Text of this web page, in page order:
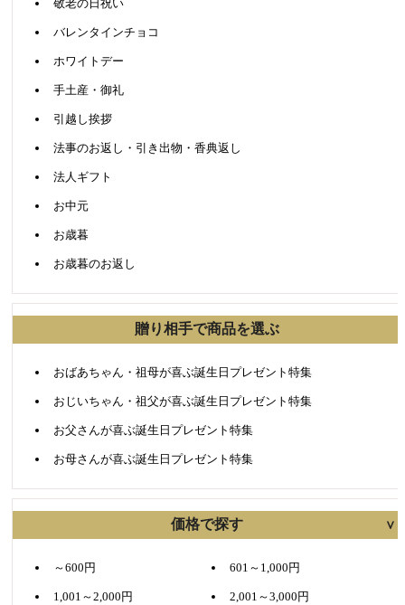
敬老の日祝い
バレンタインチョコ
ホワイトデー
手土産・御礼
引越し挨拶
法事のお返し・引き出物・香典返し
法人ギフト
お中元
お歳暮
お歳暮のお返し
贈り相手で商品を選ぶ
おばあちゃん・祖母が喜ぶ誕生日プレゼント特集
おじいちゃん・祖父が喜ぶ誕生日プレゼント特集
お父さんが喜ぶ誕生日プレゼント特集
お母さんが喜ぶ誕生日プレゼント特集
価格で探す
～600円 601～1,000円
1,001～2,000円 2,001～3,000円